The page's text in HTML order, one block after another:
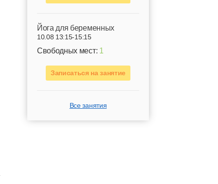
Йога для беременных
10.08 13:15-15:15
Свободных мест: 1
Записаться на занятие
Все занятия